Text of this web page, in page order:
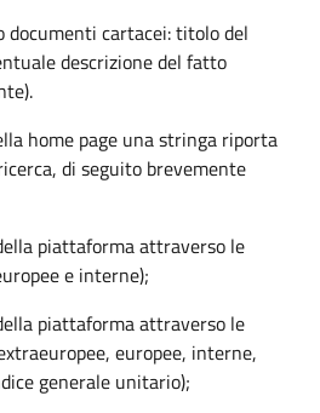
documenti cartacei: titolo del
descrizione del fatto
home page una stringa riporta
di seguito brevemente
piattaforma attraverso le
e interne);
piattaforma attraverso le
europee, interne,
generale unitario);